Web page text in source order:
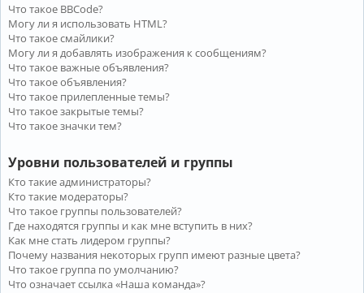
Что такое BBCode?
Могу ли я использовать HTML?
Что такое смайлики?
Могу ли я добавлять изображения к сообщениям?
Что такое важные объявления?
Что такое объявления?
Что такое прилепленные темы?
Что такое закрытые темы?
Что такое значки тем?
Уровни пользователей и группы
Кто такие администраторы?
Кто такие модераторы?
Что такое группы пользователей?
Где находятся группы и как мне вступить в них?
Как мне стать лидером группы?
Почему названия некоторых групп имеют разные цвета?
Что такое группа по умолчанию?
Что означает ссылка «Наша команда»?